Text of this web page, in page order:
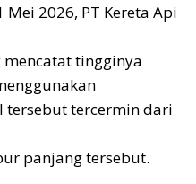
2026, PT Kereta Api
mencatat tingginya
tersebut tercermin dari
panjang tersebut.